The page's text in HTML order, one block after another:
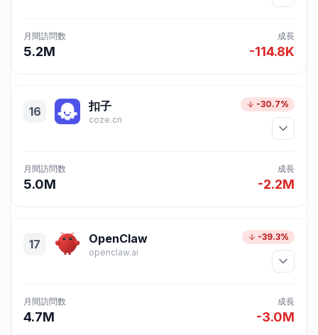
月間訪問数
5.2M
成長
-114.8K
16 扣子
coze.cn
-30.7%
月間訪問数
5.0M
成長
-2.2M
17 OpenClaw
openclaw.ai
-39.3%
月間訪問数
4.7M
成長
-3.0M